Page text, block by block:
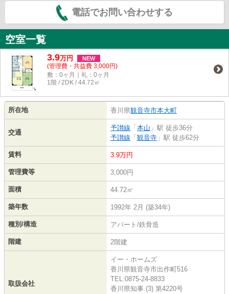
電話でお問い合わせする
空室一覧
3.9万円 NEW
(管理費・共益費 3,000円)
敷：0ヶ月｜礼：0ヶ月
1階 / 2DK / 44.72㎡
所在地 香川県観音寺市本大町
交通
予讃線 「 本山 」駅 徒歩36分
予讃線 「 観音寺 」駅 徒歩62分
賃料 3.9万円
管理費等 3,000円
面積 44.72㎡
築年数 1992年 2月 (築34年)
種別/構造 アパート/鉄骨造
階建 2階建
取扱会社
イー・ホームズ
香川県観音寺市出作町516
TEL:0875-24-8833
香川県知事 (3) 第4220号